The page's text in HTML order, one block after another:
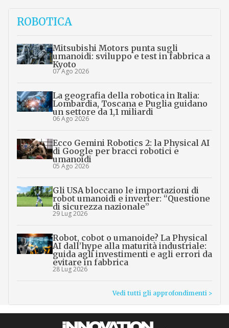
ROBOTICA
Mitsubishi Motors punta sugli
umanoidi: sviluppo e test in fabbrica a
Kyoto
07 Ago 2026
La geografia della robotica in Italia:
Lombardia, Toscana e Puglia guidano
un settore da 1,1 miliardi
06 Ago 2026
Ecco Gemini Robotics 2: la Physical AI
di Google per bracci robotici e
umanoidi
05 Ago 2026
Gli USA bloccano le importazioni di
robot umanoidi e inverter: “Questione
di sicurezza nazionale”
29 Lug 2026
Robot, cobot o umanoide? La Physical
AI dall’hype alla maturità industriale:
guida agli investimenti e agli errori da
evitare in fabbrica
28 Lug 2026
Vedi tutti gli approfondimenti >